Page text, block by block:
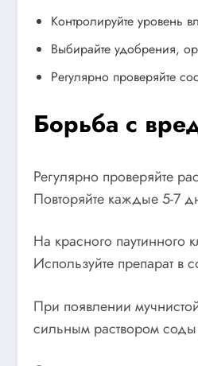
Контролируйте уровень
Выбирайте удобрения,
Регулярно проверяйте
Борьба с
Регулярно проверяйте
Повторяйте каждые 5-7
На красного паутинного
Используйте препарат в
При появлении
сильным раствором